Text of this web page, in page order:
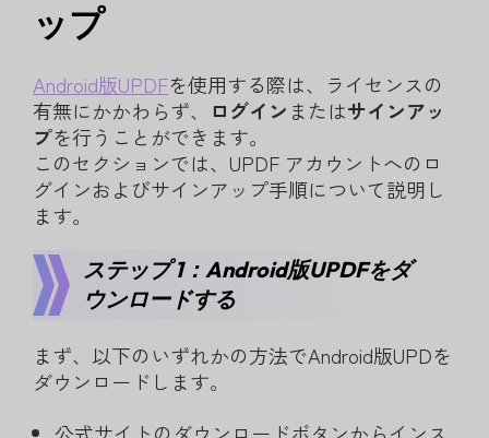
ップ
Android版UPDFを使用する際は、ライセンスの
有無にかかわらず、
ログイン またはサインアッ
プを行うことができます。
このセクションでは、UPDF アカウントへのロ
グインおよびサインアップ手順について説明し
ます。
ステップ 1：Android版UPDFをダ
ウンロードする
まず、以下のいずれかの方法でAndroid版UPDを
ダウンロードします。